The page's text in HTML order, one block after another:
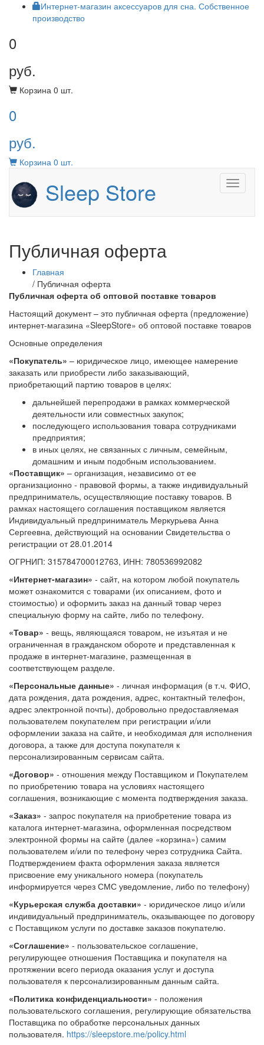
Интернет-магазин аксессуаров для сна. Собственное
производство
0
руб.
Корзина 0 шт.
0
руб.
Корзина 0 шт.
Menu
Sleep Store
Публичная оферта
Главная
/ Публичная оферта
Публичная оферта об оптовой поставке товаров
Настоящий документ – это публичная оферта (предложение)
интернет-магазина «SleepStore» об оптовой поставке товаров
Основные определения
«Покупатель» – юридическое лицо, имеющее намерение
заказать или приобрести либо заказывающий,
приобретающий партию товаров в целях:
дальнейшей перепродажи в рамках коммерческой
деятельности или совместных закупок;
последующего использования товара сотрудниками
предприятия;
в иных целях, не связанных с личным, семейным,
домашним и иным подобным использованием.
«Поставщик» – организация, независимо от ее
организационно - правовой формы, а также индивидуальный
предприниматель, осуществляющие поставку товаров. В
рамках настоящего соглашения поставщиком является
Индивидуальный предприниматель Меркурьева Анна
Сергеевна, действующий на основании Свидетельства о
регистрации от 28.01.2014
ОГРНИП: 315784700012763, ИНН: 780536992082
«Интернет-магазин» - сайт, на котором любой покупатель
может ознакомится с товарами (их описанием, фото и
стоимостью) и оформить заказ на данный товар через
специальную форму на сайте, либо по телефону.
«Товар» - вещь, являющаяся товаром, не изъятая и не
ограниченная в гражданском обороте и представленная к
продаже в интернет-магазине, размещенная в
соответствующем разделе.
«Персональные данные» - личная информация (в т.ч. ФИО,
дата рождения, дата рождения, адрес, контактный телефон,
адрес электронной почты), добровольно предоставляемая
пользователем покупателем при регистрации и/или
оформлении заказа на сайте, и необходимая для исполнения
договора, а также для доступа покупателя к
персонализированным сервисам сайта.
«Договор» - отношения между Поставщиком и Покупателем
по приобретению товара на условиях настоящего
соглашения, возникающие с момента подтверждения заказа.
«Заказ» - запрос покупателя на приобретение товара из
каталога интернет-магазина, оформленная посредством
электронной формы на сайте (далее «корзина») самим
пользователем и/или по телефону через сотрудника Сайта.
Подтверждением факта оформления заказа является
присвоение ему уникального номера (покупатель
информируется через СМС уведомление, либо по телефону)
«Курьерская служба доставки» - юридическое лицо и/или
индивидуальный предприниматель, оказывающее по договору
с Поставщиком услуги по доставке заказов покупателю.
«Соглашение» - пользовательское соглашение,
регулирующее отношения Поставщика и покупателя на
протяжении всего периода оказания услуг и доступа
пользователя к персонализированным данным сайта.
«Политика конфиденциальности» - положения
пользовательского соглашения, регулирующие обязательства
Поставщика по обработке персональных данных
пользователя. https://sleepstore.me/policy.html